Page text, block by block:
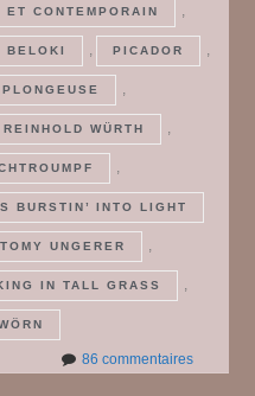
CONTEMPORAIN ,
BELOKI , PICADOR ,
PLONGEUSE ,
REINHOLD WÜRTH ,
,
BURSTIN’ INTO LIGHT
TOMY UNGERER ,
IN TALL GRASS ,
86 commentairessur